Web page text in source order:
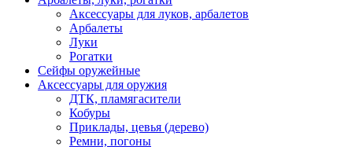
Аксессуары для луков, арбалетов
Арбалеты
Луки
Рогатки
Сейфы оружейные
Аксессуары для оружия
ДТК, пламягасители
Кобуры
Приклады, цевья (дерево)
Ремни, погоны